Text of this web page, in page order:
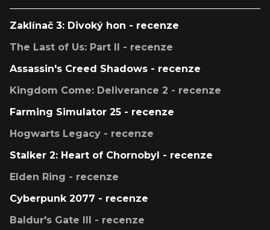
Zaklínač 3: Divoký hon - recenze
The Last of Us: Part II - recenze
Assassin's Creed Shadows - recenze
Kingdom Come: Deliverance 2 - recenze
Farming Simulator 25 - recenze
Hogwarts Legacy - recenze
Stalker 2: Heart of Chornobyl - recenze
Elden Ring - recenze
Cyberpunk 2077 - recenze
Baldur's Gate III - recenze